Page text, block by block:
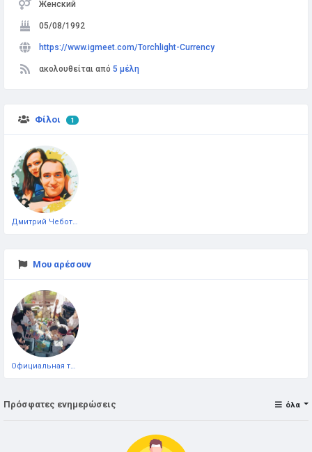
Женский
05/08/1992
https://www.igmeet.com/Torchlight-Currency
ακολουθείται από 5 μέλη
Φίλοι 1
Μου αρέσουν
Официальная тестовая страница
Πρόσφατες ενημερώσεις όλα